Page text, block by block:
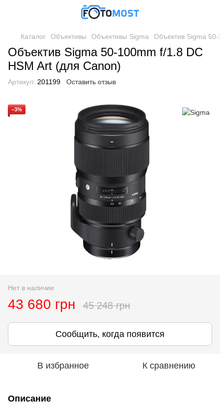
Каталог Объективы Объективы Sigma Объектив Sigma
Объектив Sigma 50-100mm f/1.8 DC
HSM Art (для Canon)
Артикул: 201199 Оставить отзыв
−3%
Нет в наличии
43 680 грн 45 248 грн
Сообщить, когда появится
В избранное К сравнению
Описание